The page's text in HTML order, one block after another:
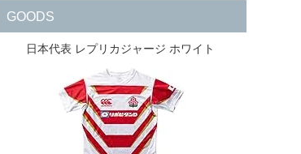
GOODS
日本代表 レプリカジャージ ホワイト